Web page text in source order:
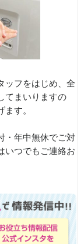
ッフをはじめ、全
てまいりますの
す。
・年中無休でご対
いつでもご連絡お